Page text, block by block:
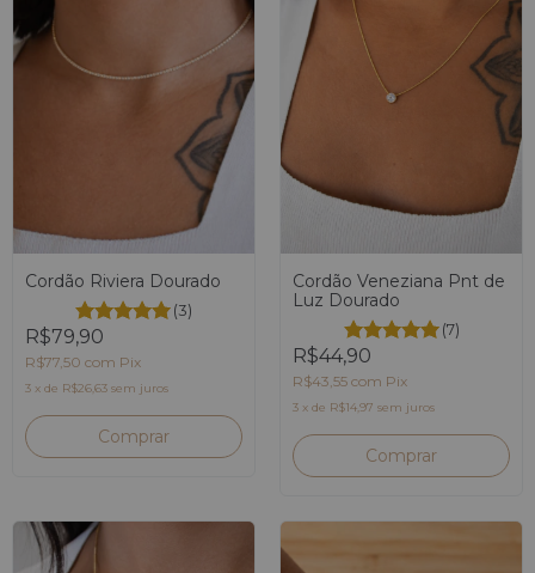
Cordão Riviera Dourado
(3)
R$79,90
R$77,50 com Pix
3 x de R$26,63 sem juros
Cordão Veneziana Pnt de
Luz Dourado
(7)
R$44,90
R$43,55 com Pix
3 x de R$14,97 sem juros